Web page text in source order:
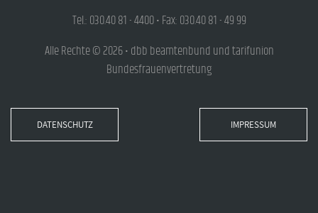
Tel.: 030.40 81 - 4400 • Fax: 030.40 81 - 49 99
Alle Rechte © 2026 • dbb beamtenbund und tarifunion
Bundesfrauenvertretung
DATENSCHUTZ IMPRESSUM